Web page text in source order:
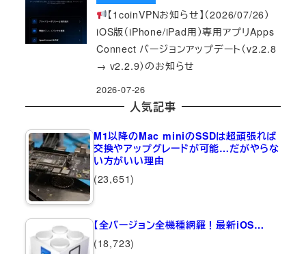
【1coinVPNお知らせ】（2026/07/26）
iOS版（iPhone/iPad用）専用アプリApps
Connect バージョンアップデート（v2.2.8
→ v2.2.9）のお知らせ
2026-07-26
人気記事
M1以降のMac miniのSSDは超頑張れば
交換やアップグレードが可能…だがやらな
い方がいい理由
(23,651)
【全バージョン全機種網羅！最新iOS…
(18,723)